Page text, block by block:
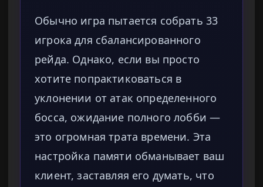
Обычно игра пытается собрать 33
игрока для сбалансированного
рейда. Однако, если вы просто
хотите попрактиковаться в
уклонении от атак определенного
босса, ожидание полного лобби —
это огромная трата времени. Эта
настройка памяти обманывает ваш
клиент, заставляя его думать, что